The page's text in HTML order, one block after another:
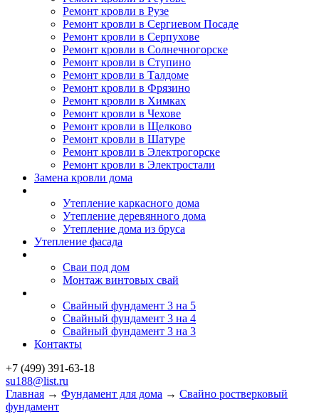
Ремонт кровли в Рузе
Ремонт кровли в Сергиевом Посаде
Ремонт кровли в Серпухове
Ремонт кровли в Солнечногорске
Ремонт кровли в Ступино
Ремонт кровли в Талдоме
Ремонт кровли в Фрязино
Ремонт кровли в Химках
Ремонт кровли в Чехове
Ремонт кровли в Щелково
Ремонт кровли в Шатуре
Ремонт кровли в Электрогорске
Ремонт кровли в Электростали
Замена кровли дома
Утепление каркасного дома
Утепление деревянного дома
Утепление дома из бруса
Утепление фасада
Сваи под дом
Монтаж винтовых свай
Свайный фундамент 3 на 5
Свайный фундамент 3 на 4
Свайный фундамент 3 на 3
Контакты
+7 (499) 391-63-18
su188@list.ru
Главная → Фундамент для дома → Свайно ростверковый
фундамент